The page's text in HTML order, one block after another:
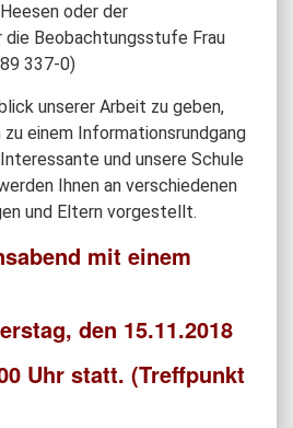
oder der
Beobachtungsstufe Frau
337-0)
unserer Arbeit zu geben,
zu einem Informationsrundgang
und unsere Schule
Ihnen an verschiedenen
und Eltern vorgestellt.
mit einem
den 15.11.2018
Uhr statt. (Treffpunkt